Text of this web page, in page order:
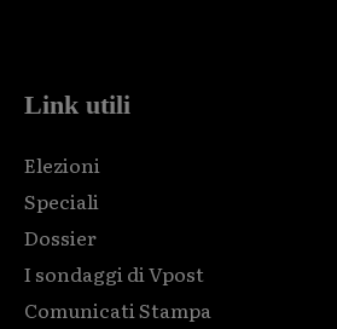
Link utili
Elezioni
Speciali
Dossier
I sondaggi di Vpost
Comunicati Stampa